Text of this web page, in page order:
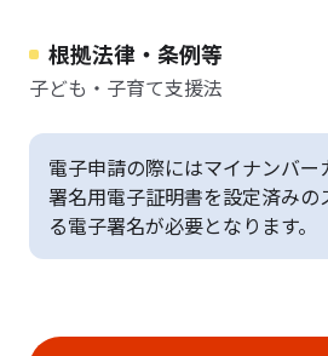
根拠法律・条例等
子ども・子育て支援法
電子申請の際にはマイナンバ
署名用電子証明書を設定済みの
る電子署名が必要となります。